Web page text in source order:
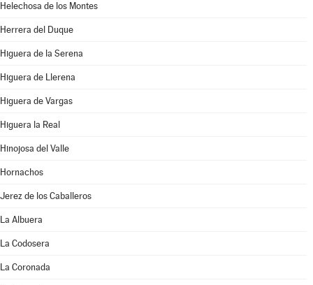
Helechosa de los Montes
Herrera del Duque
Higuera de la Serena
Higuera de Llerena
Higuera de Vargas
Higuera la Real
Hinojosa del Valle
Hornachos
Jerez de los Caballeros
La Albuera
La Codosera
La Coronada